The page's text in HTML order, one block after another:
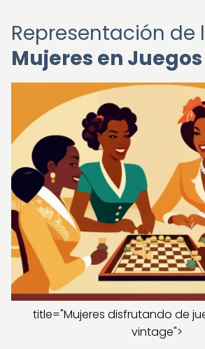
Representación de
Mujeres en
title="Mujeres disfrutando de
vintage">